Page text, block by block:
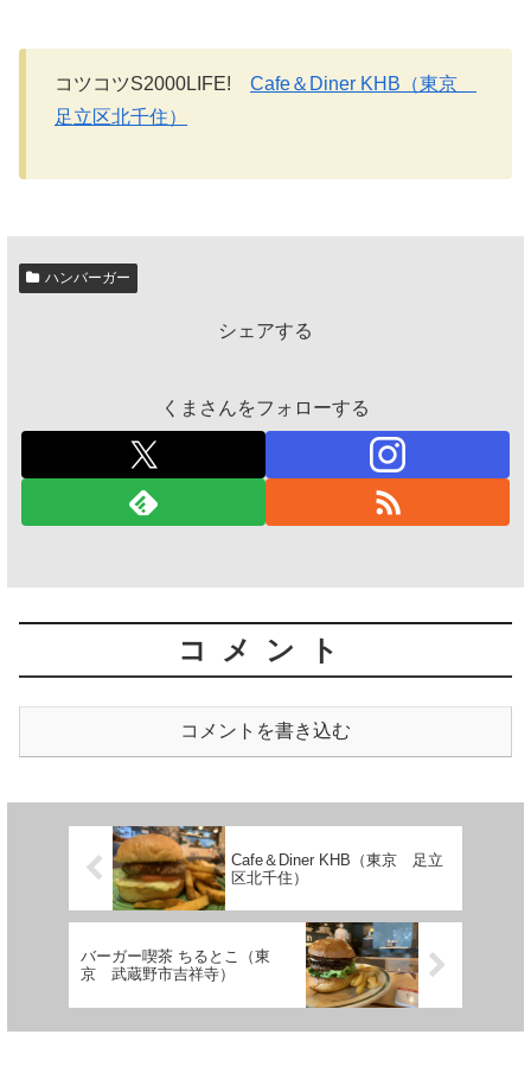
コツコツS2000LIFE! Cafe＆Diner KHB（東京
足立区北千住）
ハンバーガー
シェアする
くまさんをフォローする
コメント
コメントを書き込む
Cafe＆Diner KHB（東京 足立
区北千住）
バーガー喫茶 ちるとこ（東
京 武蔵野市吉祥寺）